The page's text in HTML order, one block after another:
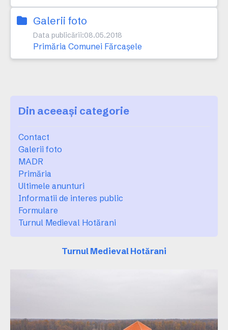
Galerii foto
Data publicării:08.05.2018
Primăria Comunei Fărcaşele
Din aceeași categorie
Contact
Galerii foto
MADR
Primăria
Ultimele anunturi
Informatii de interes public
Formulare
Turnul Medieval Hotărani
Turnul Medieval Hotărani